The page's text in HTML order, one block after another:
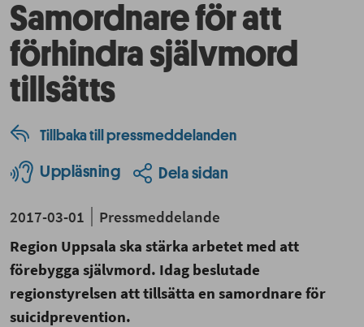
Samordnare för att
förhindra självmord
tillsätts
Tillbaka till pressmeddelanden
Uppläsning Dela sidan
2017-03-01
Pressmeddelande
Region Uppsala ska stärka arbetet med att
förebygga självmord. Idag beslutade
regionstyrelsen att tillsätta en samordnare för
suicidprevention.